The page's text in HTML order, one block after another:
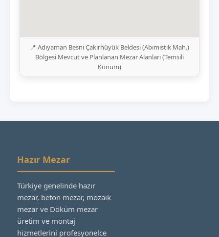
📍 Adıyaman Besni Çakırhüyük Beldesi (Abımıstık Mah.)
Bölgesi Mevcut ve Planlanan Mezar Alanları (Temsili
Konum)
Hazır Mezar
Türkiye genelinde hazır
mezar, beton mezar, mozaik
mezar ve Döküm mezar
üretim ve montaj
hizmetlerini profesyonelce